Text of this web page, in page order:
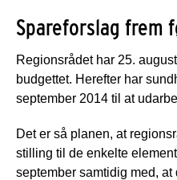
Spareforslag frem
Regionsrådet har 25.
budgettet. Herefter har
september 2014 til at
Det er så planen, at
stilling til de enkelte
september samtidig med,